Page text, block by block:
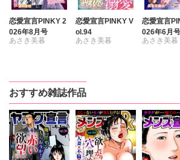
恋愛宣言PINKY 2
026年8月号
あさき美暮
まろん 一之瀬絢
彩戸サイコ
紫賀サヲリ
小鳥晶
松本ゆうか
水瀬友美
恋愛宣言PINKY V
ol.94
あさき美暮
まろん
彩戸サイコ
小鳥晶
松本ゆうか
水瀬友美
相田早智子
恋愛宣言
026年6月号
あさき美暮
松本ゆうか
水瀬友美
相田早智子
大橋薫
おすすめ雑誌作品